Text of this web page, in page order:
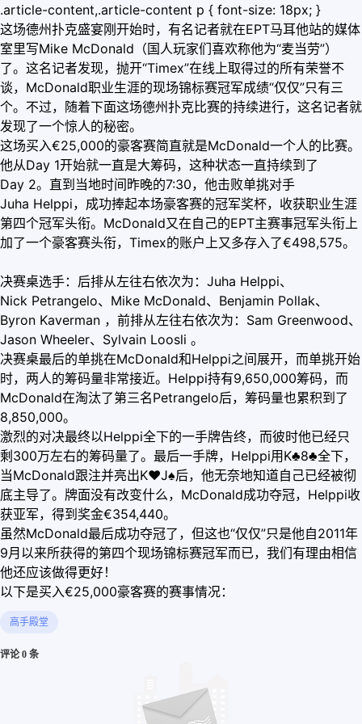
.article-content,.article-content p { font-size: 18px; }
这场德州扑克盛宴刚开始时，有名记者就在EPT马耳他站的媒体
室里写Mike McDonald（国人玩家们喜欢称他为“麦当劳”）
了。这名记者发现，抛开“Timex”在线上取得过的所有荣誉不
谈，McDonald职业生涯的现场锦标赛冠军成绩“仅仅”只有三
个。不过，随着下面这场德州扑克比赛的持续进行，这名记者就
发现了一个惊人的秘密。
这场买入€25,000的豪客赛简直就是McDonald一个人的比赛。
他从Day 1开始就一直是大筹码，这种状态一直持续到了
Day 2。直到当地时间昨晚的7:30，他击败单挑对手
Juha Helppi，成功捧起本场豪客赛的冠军奖杯，收获职业生涯
第四个冠军头衔。McDonald又在自己的EPT主赛事冠军头衔上
加了一个豪客赛头衔，Timex的账户上又多存入了€498,575。
决赛桌选手：后排从左往右依次为：Juha Helppi、
Nick Petrangelo、Mike McDonald、Benjamin Pollak、
Byron Kaverman ，前排从左往右依次为：Sam Greenwood、
Jason Wheeler、Sylvain Loosli 。
决赛桌最后的单挑在McDonald和Helppi之间展开，而单挑开始
时，两人的筹码量非常接近。Helppi持有9,650,000筹码，而
McDonald在淘汰了第三名Petrangelo后，筹码量也累积到了
8,850,000。
激烈的对决最终以Helppi全下的一手牌告终，而彼时他已经只
剩300万左右的筹码量了。最后一手牌，Helppi用K♣8♣全下，
当McDonald跟注并亮出K♥J♠后，他无奈地知道自己已经被彻
底主导了。牌面没有改变什么，McDonald成功夺冠，Helppi收
获亚军，得到奖金€354,440。
虽然McDonald最后成功夺冠了，但这也“仅仅”只是他自2011年
9月以来所获得的第四个现场锦标赛冠军而已，我们有理由相信
他还应该做得更好！
以下是买入€25,000豪客赛的赛事情况：
高手殿堂
评论 0 条